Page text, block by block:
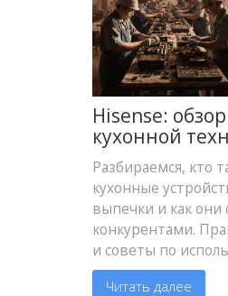
Hisense:
кухонной
Разбираемся, кто
кухонные
выпечки и как они
конкурентами.
и советы по
Читать далее